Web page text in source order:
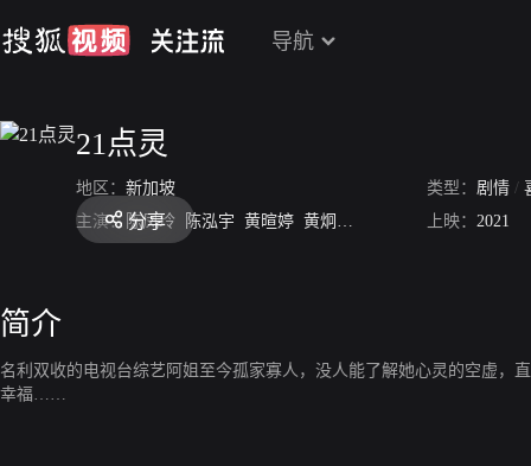
导航
21点灵
地区： 新加坡 类型： 剧情 /
主演： 陈凤玲 陈泓宇 黄暄婷 黄炯耀 许美珍
上映： 2021
分享
简介
名利双收的电视台综艺阿姐至今孤家寡人，没人能了解她心灵的空虚，
幸福……